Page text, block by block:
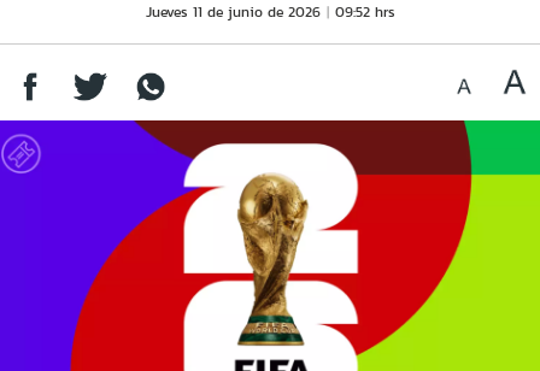
Jueves 11 de junio de 2026 09:52 hrs